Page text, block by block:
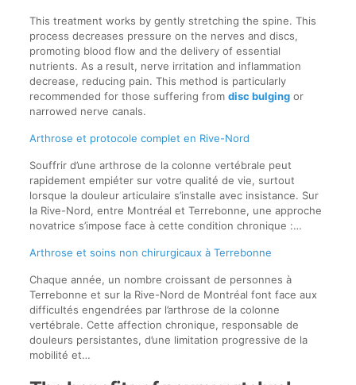
This treatment works by gently stretching the spine. This
process decreases pressure on the nerves and discs,
promoting blood flow and the delivery of essential
nutrients. As a result, nerve irritation and inflammation
decrease, reducing pain. This method is particularly
recommended for those suffering from disc bulgingor
narrowed nerve canals.
Arthrose et protocole complet en Rive-Nord
Souffrir d’une arthrose de la colonne vertébrale peut
rapidement empiéter sur votre qualité de vie, surtout
lorsque la douleur articulaire s’installe avec insistance. Sur
la Rive-Nord, entre Montréal et Terrebonne, une approche
novatrice s’impose face à cette condition chronique :…
Arthrose et soins non chirurgicaux à Terrebonne
Chaque année, un nombre croissant de personnes à
Terrebonne et sur la Rive-Nord de Montréal font face aux
difficultés engendrées par l’arthrose de la colonne
vertébrale. Cette affection chronique, responsable de
douleurs persistantes, d’une limitation progressive de la
mobilité et…